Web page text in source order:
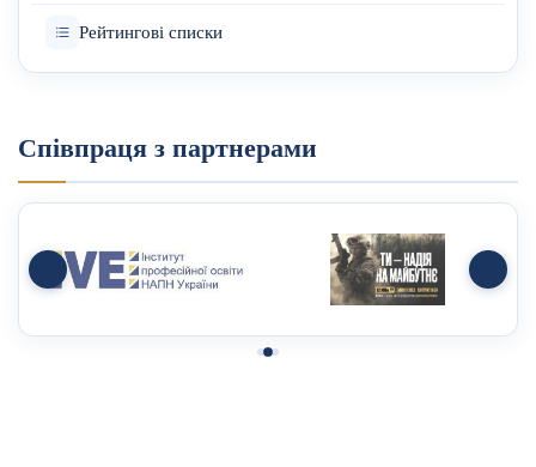
Рейтингові списки
Співпраця з партнерами